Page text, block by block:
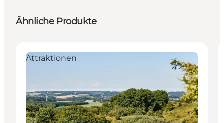
Ähnliche Produkte
Attraktionen